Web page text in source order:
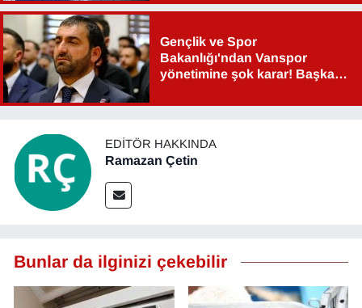
Gençlik ve Spor
Bakanlığı'ndan Vanspor
yönetimine şok karar! Başkan
EDITÖR HAKKINDA
Ramazan Çetin
Bunlar da ilginizi çekebilir